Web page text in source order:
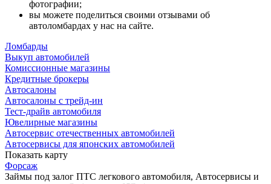
фотографии;
вы можете поделиться своими отзывами об
автоломбардах у нас на сайте.
Ломбарды
Выкуп автомобилей
Комиссионные магазины
Кредитные брокеры
Автосалоны
Автосалоны с трейд-ин
Тест-драйв автомобиля
Ювелирные магазины
Автосервис отечественных автомобилей
Автосервисы для японских автомобилей
Показать карту
Форсаж
Займы под залог ПТС легкового автомобиля, Автосервисы и